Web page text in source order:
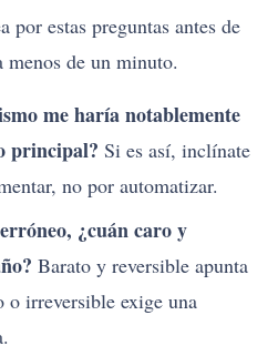
por estas preguntas antes de
de un minuto.
me haría notablemente
principal? Si es así, inclínate
no por automatizar.
¿cuán caro y
Barato y reversible apunta
o irreversible exige una